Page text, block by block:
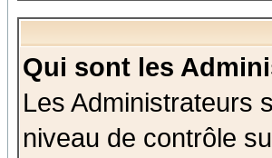
Qui sont les
Les Administrateurs
niveau de contrôle